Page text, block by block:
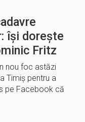
își dorește
Fritz
nou foc astăzi
Timiș pentru a
pe Facebook că